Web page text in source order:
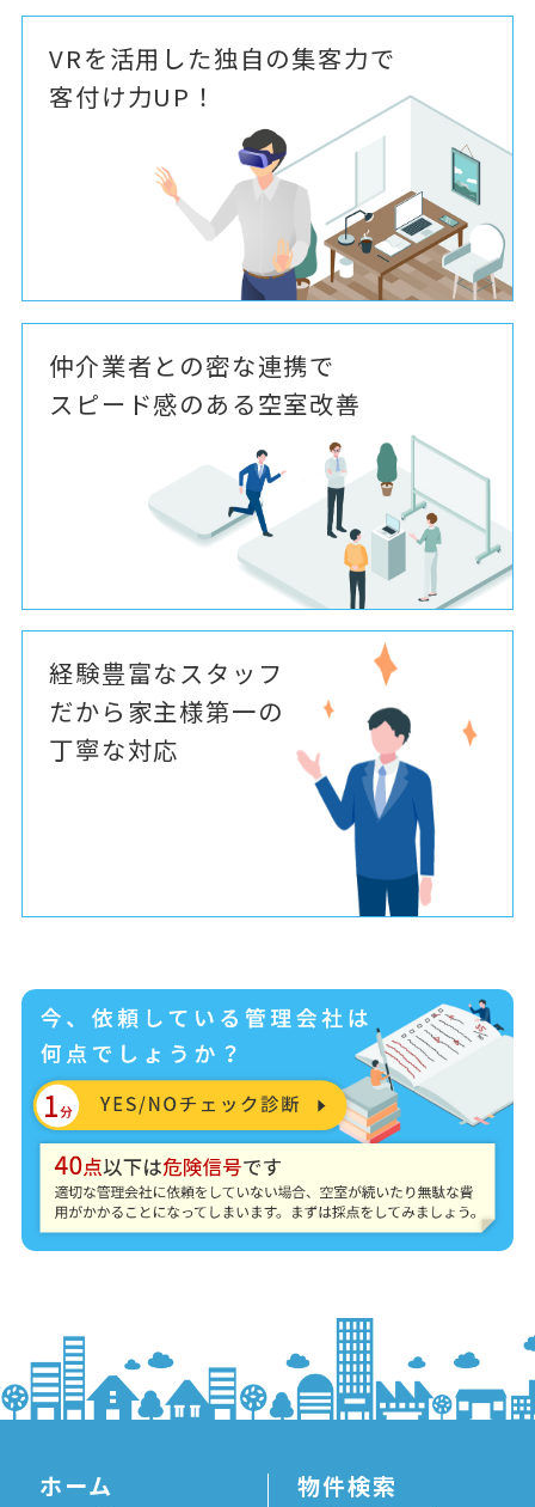
VRを活用した独自の集客力で
客付け力UP！
仲介業者との密な連携で
スピード感のある空室改善
経験豊富なスタッフ
だから家主様第一の
丁寧な対応
ホーム 物件検索